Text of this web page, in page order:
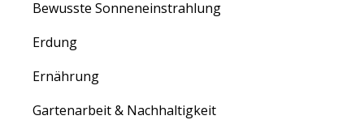
Bewusste Sonneneinstrahlung
Erdung
Ernährung
Gartenarbeit & Nachhaltigkeit